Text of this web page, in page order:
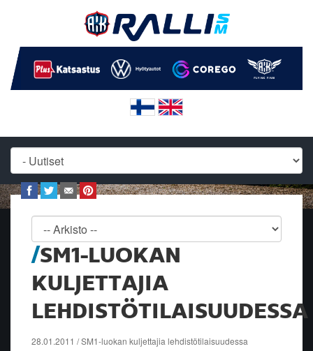
SM1-LUOKAN
KULJETTAJIA
LEHDISTÖTILAISUUDESSA
28.01.2011 / SM1-luokan kuljettajia lehdistötilaisuudessa